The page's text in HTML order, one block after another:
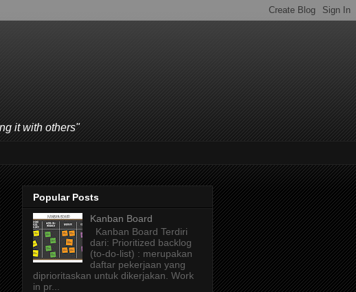
it with others"
Popular Posts
Kanban Board
Kanban Board Terdiri
dari: Prioritized backlog
(to-do-list) : merupakan
daftar pekerjaan yang
diprioritaskan untuk dikerjakan. Work
in pr...